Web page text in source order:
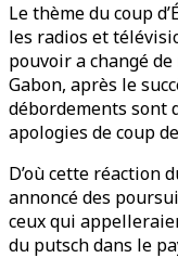
Le thème du coup
les radios et
pouvoir a changé
Gabon, après le
débordements sont
apologies de coup
D’où cette réaction
annoncé des
ceux qui
du putsch dans le